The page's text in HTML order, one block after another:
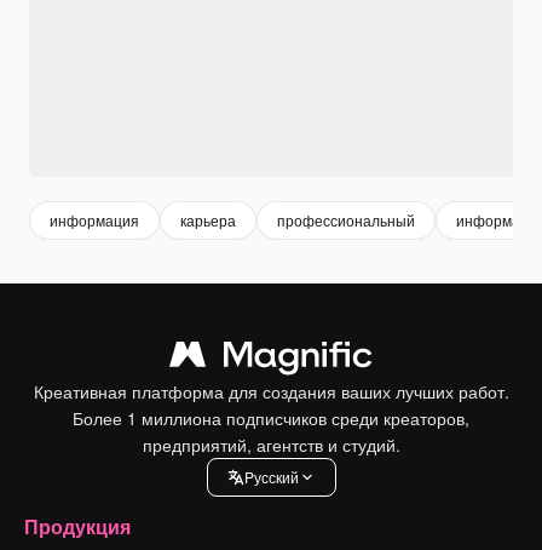
информация карьера профессиональный
Креативная платформа для создания ваших лучших работ.
Более 1 миллиона подписчиков среди креаторов,
предприятий, агентств и студий.
Pусский
Продукция